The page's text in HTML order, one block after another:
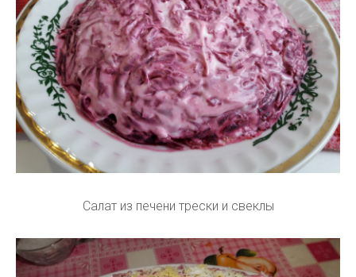
Салат из печени трески и свеклы